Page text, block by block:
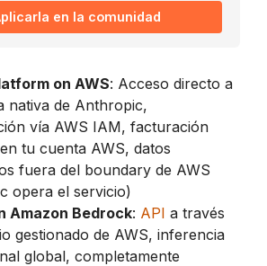
en la comunidad
on AWS: Acceso directo a
nativa de Anthropic,
vía AWS IAM, facturación
tu cuenta AWS, datos
fuera del boundary de AWS
opera el servicio)
Amazon Bedrock: API a través
gestionado de AWS, inferencia
global, completamente